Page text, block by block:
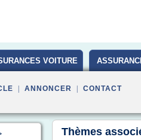
VOITURE
ANNONCER CONTACT
Thèmes